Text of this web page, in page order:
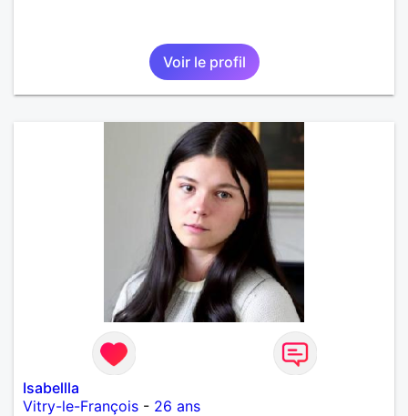
Voir le profil
Isabellla
Vitry-le-François - 26 ans